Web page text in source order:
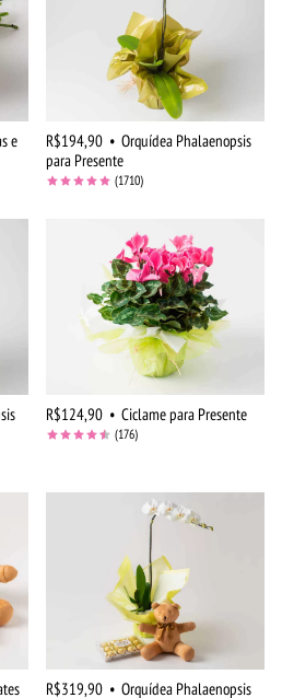
e
R$194,90 • Orquídea Phalaenopsis
para Presente
(1710)
R$124,90 • Ciclame para Presente
(176)
R$319,90 • Orquídea Phalaenopsis